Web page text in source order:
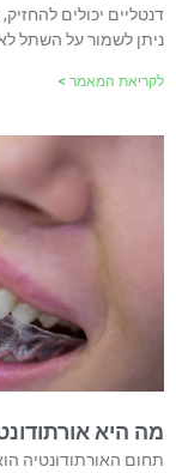
דנטליים יכולים
ניתן לשמור על השתל
לקריאת המאמר >
מה היא
תחום האורתודונטיה